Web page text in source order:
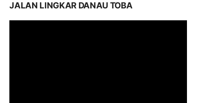
JALAN LINGKAR DANAU TOBA